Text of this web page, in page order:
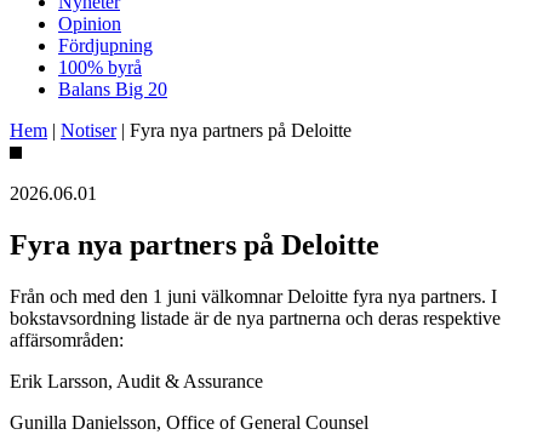
Opinion
Fördjupning
100% byrå
Balans Big 20
Hem | Notiser| Fyra nya partners på Deloitte
2026.06.01
Fyra nya partners på Deloitte
Från och med den 1 juni välkomnar Deloitte fyra nya partners. I
bokstavsordning listade är de nya partnerna och deras respektive
affärsområden:
Erik Larsson, Audit & Assurance
Gunilla Danielsson, Office of General Counsel